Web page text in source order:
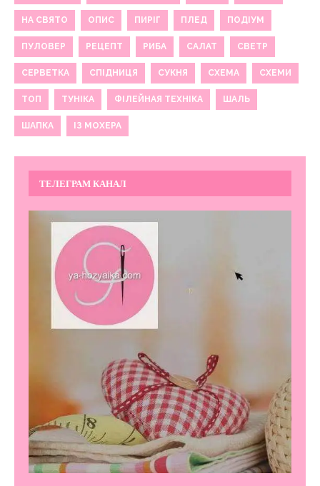
НА СВЯТО ОПИС ПИРІГ ПЛЕД ПОДІУМ
ПУЛОВЕР РЕЦЕПТ РИБА САЛАТ СВЕТР
СЕРВЕТКА СПІДНИЦЯ СУКНЯ СХЕМА СХЕМИ
ТОП ТУНІКА ФІЛЕЙНАЯ ТЕХНІКА ШАЛЬ
ШАПКА ІЗ МОХЕРА
ТЕЛЕГРАМ КАНАЛ